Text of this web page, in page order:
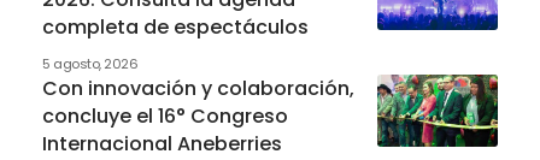
completa de espectáculos
5 agosto, 2026
Con innovación y colaboración,
concluye el 16° Congreso
Internacional Aneberries